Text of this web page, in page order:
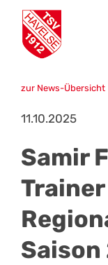
Zum
Inhalt
springen
Der TSV
Fanshop
zur News-Übersicht
11.10.2025
Samir